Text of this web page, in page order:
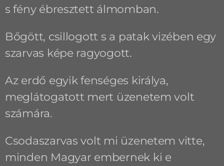
s fény ébresztett álmomban.
Bőgött, csillogott s a patak vizében egy
szarvas képe ragyogott.
Az erdő egyik fenséges királya,
meglátogatott mert üzenetem volt
számára.
Csodaszarvas volt mi üzenetem vitte,
minden Magyar embernek ki e